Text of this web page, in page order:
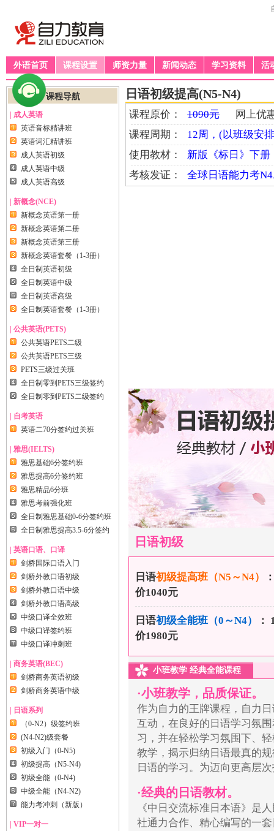
外语首页 课程设置 师资力量 新闻动态 学习资料 活
课程导航
| 成人英语
英语音标精讲班
英语词汇精讲班
成人英语初级
成人英语中级
成人英语高级
| 新概念(NCE)
新概念英语第一册
新概念英语第二册
新概念英语第三册
新概念英语套餐（1-3册）
全日制英语初级
全日制英语中级
全日制英语高级
全日制英语套餐（1-3册）
| 公共英语(PETS)
公共英语PETS二级
公共英语PETS三级
PETS三级过关班
全日制零到PETS三级签约
全日制零到PETS二级签约
| 自考英语
英语二70分签约过关班
| 雅思(IELTS)
雅思基础6分签约班
雅思提高6分签约班
雅思精品6分班
雅思考前强化班
全日制雅思基础0-6分签约班
全日制雅思提高3.5-6分签约
| 英语口语、口译
剑桥国际口语入门
剑桥外教口语初级
剑桥外教口语中级
剑桥外教口语高级
中级口译全效班
中级口译签约班
中级口译冲刺班
| 商务英语(BEC)
剑桥商务英语初级
剑桥商务英语中级
| 日语系列
（0-N2）级签约班
(N4-N2)级套餐
初级入门（0-N5)
初级提高（N5-N4)
初级全能（0-N4)
中级全能（N4-N2)
能力考冲刺（新版）
| VIP一对一
日语初级提高(N5-N4)
课程原价： 1090元
网上优
课程周期：
12周，(以班级安
使用教材：
新版《标日》下册
考核发证：
全球日语能力考
日语初级
日语初级提高班（N5～N4）
价1040元
日语初级全能班（0～N4）
：
价1980元
小班教学 经典全能课程
·小班教学，品质保证。
作为自力的王牌课程，自力
互动，在良好的日语学习氛
习，并在轻松学习氛围下、
教学，揭示归纳日语最真的
日语的学习。为迈向更高层
·经典的日语教材。
《中日交流标准日本语》是
社通力合作、精心编写的一